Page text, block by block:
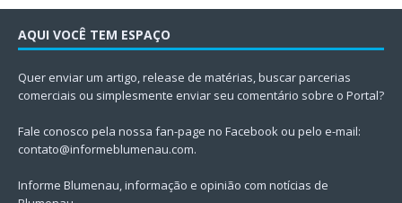
AQUI VOCÊ TEM ESPAÇO
Quer enviar um artigo, release de matérias, buscar parcerias
comerciais ou simplesmente enviar seu comentário sobre o Portal?
Fale conosco pela nossa fan-page no Facebook ou pelo e-mail:
contato@informeblumenau.com.
Informe Blumenau, informação e opinião com notícias de